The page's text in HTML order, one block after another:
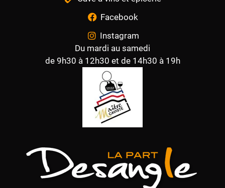
Facebook
Instagram
Du mardi au samedi
de 9h30 à 12h30 et de 14h30 à 19h